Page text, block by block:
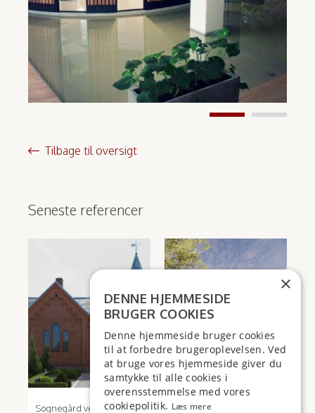
Tilbage til oversigt
Seneste referencer
Sognegård ved Voel Dronningborghallen
×
DENNE HJEMMESIDE
BRUGER COOKIES
Denne hjemmeside bruger cookies
til at forbedre brugeroplevelsen. Ved
at bruge vores hjemmeside giver du
samtykke til alle cookies i
overensstemmelse med vores
cookiepolitik. Læs mere